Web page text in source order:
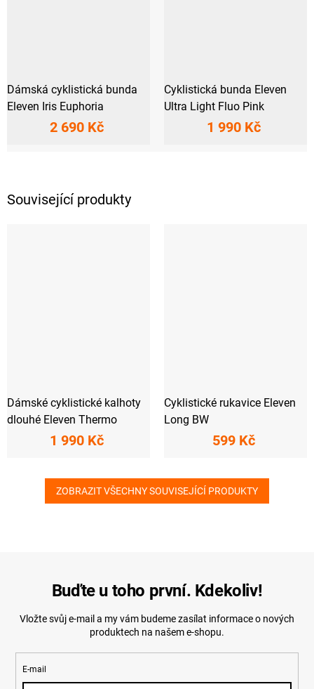
Související produkty
Dámské cyklistické kalhoty
dlouhé Eleven Thermo
1 990 Kč
Cyklistické rukavice Eleven
Long BW
599 Kč
ZOBRAZIT VŠECHNY SOUVISEJÍCÍ PRODUKTY
Dámská cyklistická bunda
Eleven Iris Euphoria
2 690 Kč
Cyklistická bunda Eleven
Ultra Light Fluo Pink
1 990 Kč
Buďte u toho první. Kdekoliv!
Vložte svůj e-mail a my vám budeme zasílat informace o nových
produktech na našem e-shopu.
E-mail